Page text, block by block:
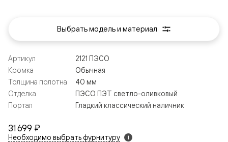
31 699 ₽
Необходимо выбрать фурнитуру i
Артикул
2121 ПЭСО
Кромка
Обычная
Толщина полотна
40 мм
Отделка
ПЭСО ПЭТ светло-оливковый
Портал
Гладкий классический наличник
Выбрать модель и материал